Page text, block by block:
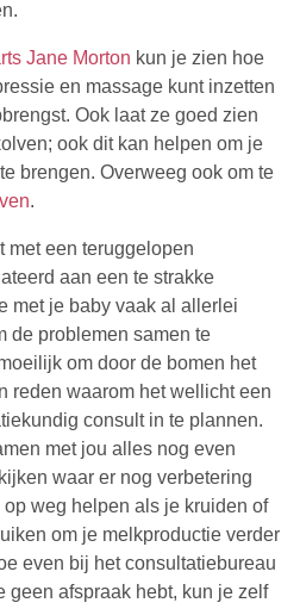
Jane Morton kun je zien hoe
en massage kunt inzetten
Ook laat ze goed zien
ook dit kan helpen om je
brengen. Overweeg ook om te
.
met een teruggelopen
aan een te strakke
met je baby vaak al allerlei
de problemen samen te
om door de bomen het
reden waarom het wellicht een
consult in te plannen.
met jou alles nog even
waar er nog verbetering
weg helpen als je kruiden of
om je melkproductie verder
even bij het consultatiebureau
geen afspraak hebt, kun je zelf